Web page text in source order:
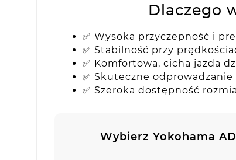
Dlaczego
✅ Wysoka przyczepność i
✅ Stabilność przy
✅ Komfortowa, cicha jazda
✅ Skuteczne
✅ Szeroka dostępność
Wybierz Yokohama